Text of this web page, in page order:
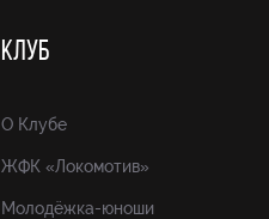
КЛУБ
О Клубе
ЖФК «Локомотив»
Молодёжка-юноши